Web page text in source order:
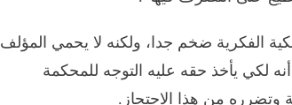
الفكرية ضخم جدا، ولكنه لا يحمي المؤلف
لكي يأخذ حقه عليه التوجه للمحكمة
وتضرره من هذا الاحتجاز.